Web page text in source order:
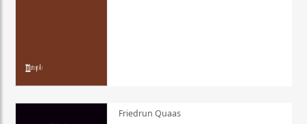
Friedrun Quaas